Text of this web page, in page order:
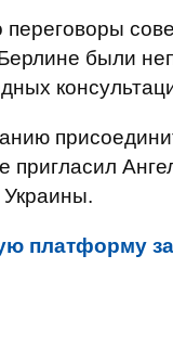
были
пригласил
платформу